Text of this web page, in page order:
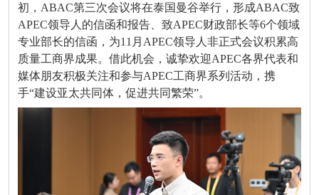
初， ABAC第三次会议将在泰国曼谷举行，形成ABAC致
APEC领导人的信函和报告、致APEC财政部长等6个领域
专业部长的信函，为11 月 APEC领导人非正式会议积累高
质量工商界成果。借此机会，诚挚欢迎APEC各界代表和
媒体朋友积极关注和参与APEC工商界系列活动，携
手“建设亚太共同体，促进共同繁荣”。